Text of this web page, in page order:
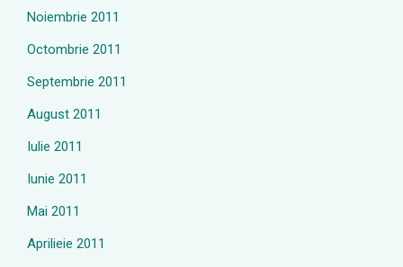
Noiembrie 2011
Octombrie 2011
Septembrie 2011
August 2011
Iulie 2011
Iunie 2011
Mai 2011
Aprilieie 2011